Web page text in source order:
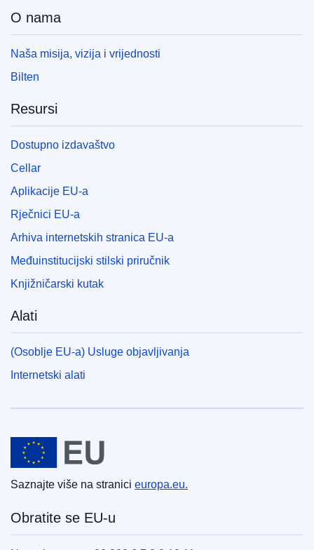
O nama
Naša misija, vizija i vrijednosti
Bilten
Resursi
Dostupno izdavaštvo
Cellar
Aplikacije EU-a
Rječnici EU-a
Arhiva internetskih stranica EU-a
Međuinstitucijski stilski priručnik
Knjižničarski kutak
Alati
(Osoblje EU-a) Usluge objavljivanja
Internetski alati
Europska unija
Saznajte više na stranici europa.eu.
Obratite se EU-u